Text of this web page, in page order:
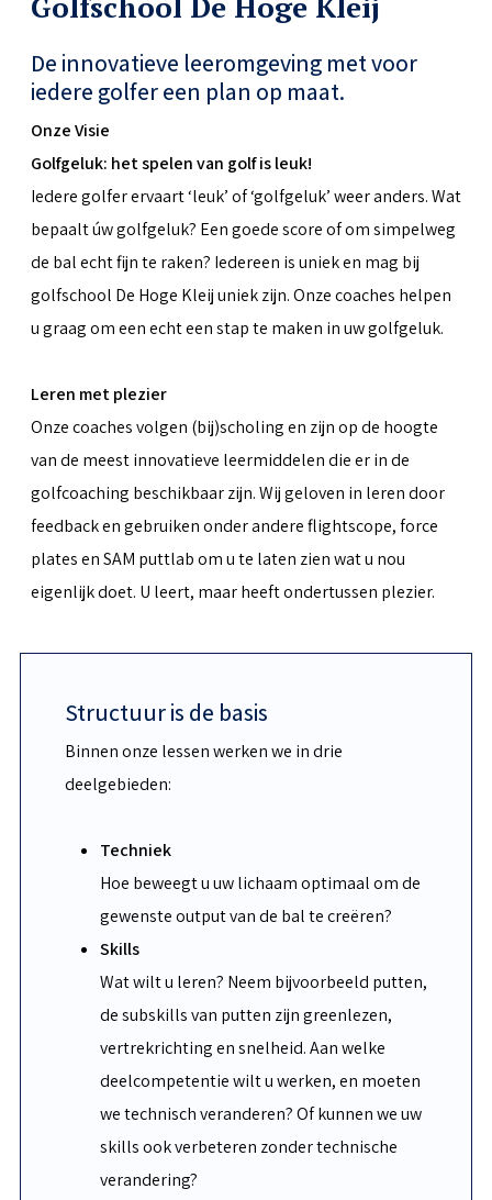
De innovatieve leeromgeving met voor
iedere golfer een plan op maat.
Onze Visie
Golfgeluk: het spelen van golf is leuk!
Iedere golfer ervaart ‘leuk’ of ‘golfgeluk’ weer anders. Wat
bepaalt úw golfgeluk? Een goede score of om simpelweg
de bal echt fijn te raken? Iedereen is uniek en mag bij
golfschool De Hoge Kleij uniek zijn. Onze coaches helpen
u graag om een echt een stap te maken in uw golfgeluk.
Leren met plezier
Onze coaches volgen (bij)scholing en zijn op de hoogte
van de meest innovatieve leermiddelen die er in de
golfcoaching beschikbaar zijn. Wij geloven in leren door
feedback en gebruiken onder andere flightscope, force
plates en SAM puttlab om u te laten zien wat u nou
eigenlijk doet. U leert, maar heeft ondertussen plezier.
Structuur is de basis
Binnen onze lessen werken we in drie
deelgebieden:
Techniek
Hoe beweegt u uw lichaam optimaal om de
gewenste output van de bal te creëren?
Skills
Wat wilt u leren? Neem bijvoorbeeld putten,
de subskills van putten zijn greenlezen,
vertrekrichting en snelheid. Aan welke
deelcompetentie wilt u werken, en moeten
we technisch veranderen? Of kunnen we uw
skills ook verbeteren zonder technische
verandering?